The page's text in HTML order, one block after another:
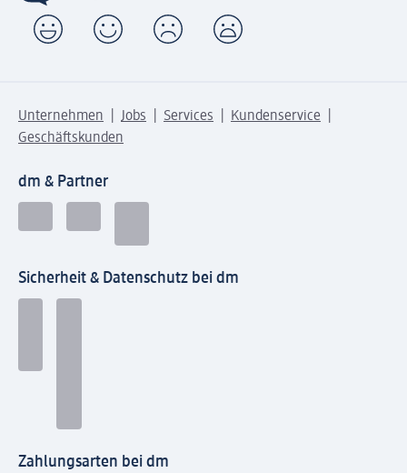
Unternehmen Jobs Services
Kundenservice
Geschäftskunden
dm & Partner
Sicherheit & Datenschutz bei dm
Zahlungsarten bei dm